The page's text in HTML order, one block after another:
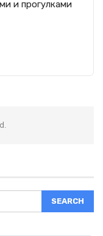
и прогулками